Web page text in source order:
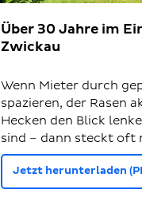
Über 30 Jahre im
Zwickau
Wenn Mieter durch
spazieren, der Rasen
Hecken den Blick
sind – dann steckt oft
Jetzt herunterladen